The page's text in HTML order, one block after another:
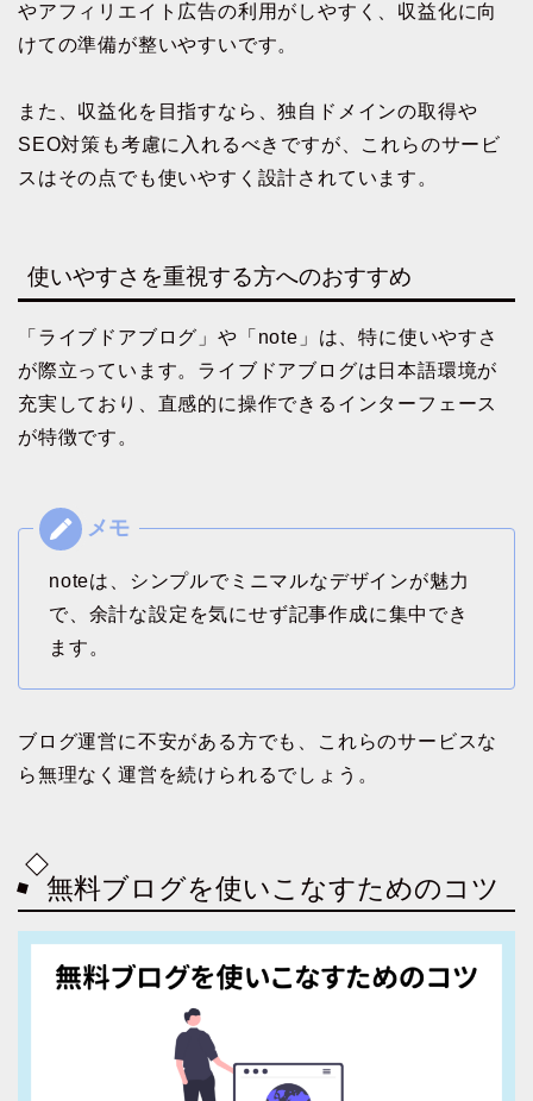
やアフィリエイト広告の利用がしやすく、収益化に向
けての準備が整いやすいです。
また、収益化を目指すなら、独自ドメインの取得や
SEO対策も考慮に入れるべきですが、これらのサービ
スはその点でも使いやすく設計されています。
使いやすさを重視する方へのおすすめ
「ライブドアブログ」や「note」は、特に使いやすさ
が際立っています。ライブドアブログは日本語環境が
充実しており、直感的に操作できるインターフェース
が特徴です。
noteは、シンプルでミニマルなデザインが魅力
で、余計な設定を気にせず記事作成に集中でき
ます。
ブログ運営に不安がある方でも、これらのサービスな
ら無理なく運営を続けられるでしょう。
無料ブログを使いこなすためのコツ